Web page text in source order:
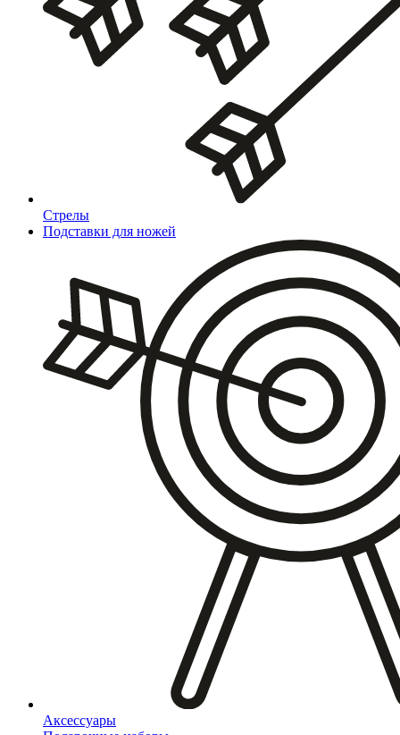
Стрелы
Подставки для ножей
Аксессуары